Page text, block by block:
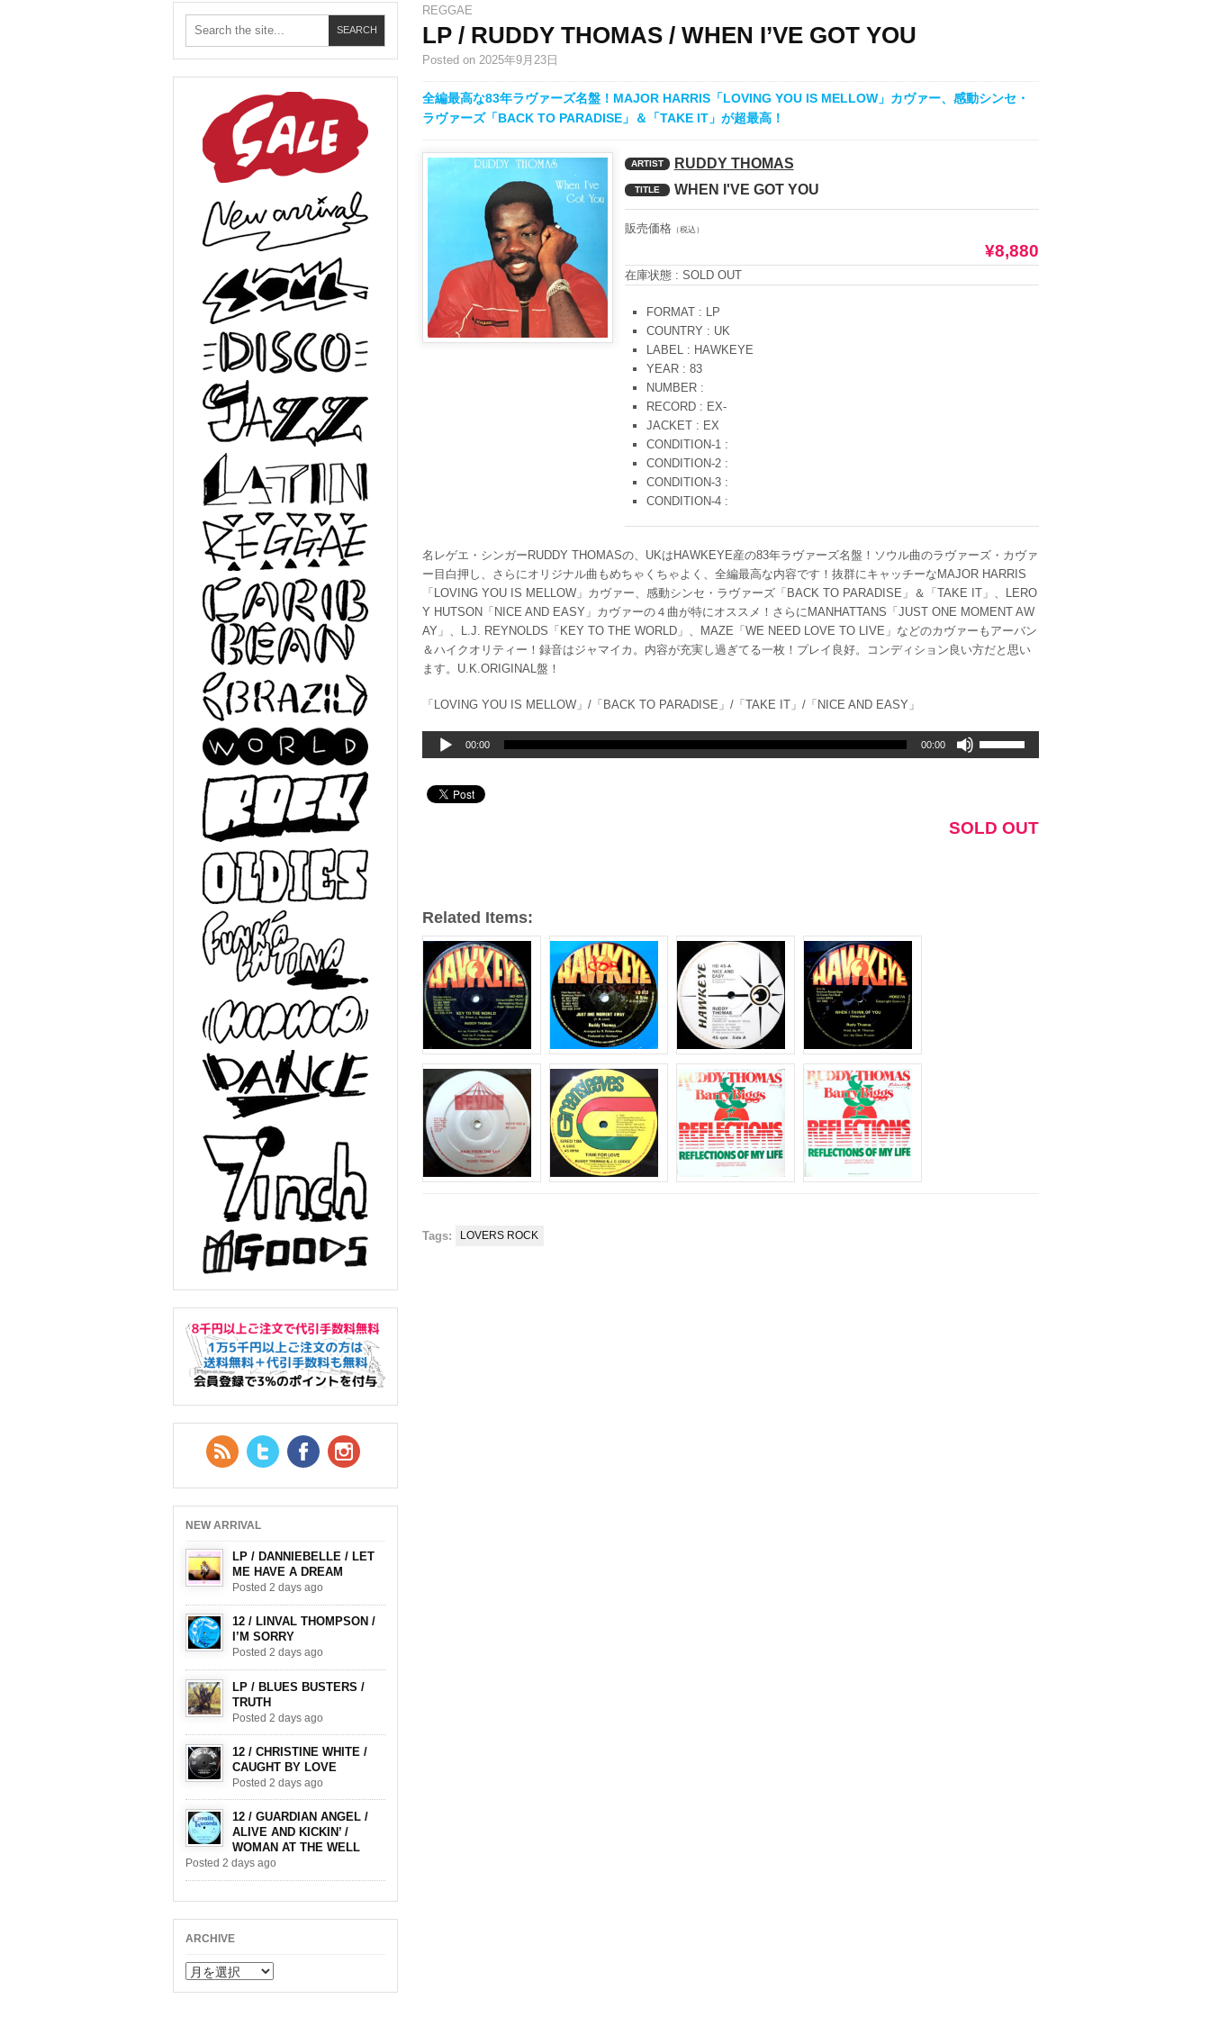
REGGAE
LP / RUDDY THOMAS / WHEN I’VE GOT YOU
Posted on 2025年9月23日
全編最高な83年ラヴァーズ名盤！MAJOR HARRIS「LOVING YOU IS MELLOW」カヴァー、感動シンセ・
ラヴァーズ「BACK TO PARADISE」＆「TAKE IT」が超最高！
ARTIST RUDDY THOMAS
TITLE WHEN I'VE GOT YOU
販売価格（税込）
¥8,880
在庫状態 : SOLD OUT
FORMAT : LP
COUNTRY : UK
LABEL : HAWKEYE
YEAR : 83
NUMBER :
RECORD : EX-
JACKET : EX
CONDITION-1 :
CONDITION-2 :
CONDITION-3 :
CONDITION-4 :
名レゲエ・シンガーRUDDY THOMASの、UKはHAWKEYE産の83年ラヴァーズ名盤！ソウル曲のラヴァーズ・カヴァ
ー目白押し、さらにオリジナル曲もめちゃくちゃよく、全編最高な内容です！抜群にキャッチーなMAJOR HARRIS
「LOVING YOU IS MELLOW」カヴァー、感動シンセ・ラヴァーズ「BACK TO PARADISE」＆「TAKE IT」、LERO
Y HUTSON「NICE AND EASY」カヴァーの４曲が特にオススメ！さらにMANHATTANS「JUST ONE MOMENT AW
AY」、L.J. REYNOLDS「KEY TO THE WORLD」、MAZE「WE NEED LOVE TO LIVE」などのカヴァーもアーバン
＆ハイクオリティー！録音はジャマイカ。内容が充実し過ぎてる一枚！プレイ良好。コンディション良い方だと思い
ます。U.K.ORIGINAL盤！
「LOVING YOU IS MELLOW」/「BACK TO PARADISE」/「TAKE IT」/「NICE AND EASY」
声
レ
00:00 00:00
ボ
リ
調
SOLD OUT
Related Items:
Tags: LOVERS ROCK
RSS FeedTwitter Facebook
NEW ARRIVAL
LP / DANNIEBELLE / LET
ME HAVE A DREAM
Posted 2 days ago
12 / LINVAL THOMPSON /
I’M SORRY
Posted 2 days ago
LP / BLUES BUSTERS /
TRUTH
Posted 2 days ago
12 / CHRISTINE WHITE /
CAUGHT BY LOVE
Posted 2 days ago
12 / GUARDIAN ANGEL /
ALIVE AND KICKIN’ /
WOMAN AT THE WELL
Posted 2 days ago
ARCHIVE
ARCHIVE